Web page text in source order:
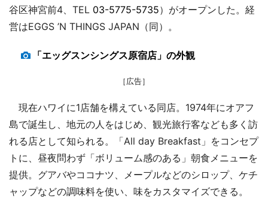
谷区神宮前4、TEL 03-5775-5735）がオープンした。経
営はEGGS ’N THINGS JAPAN（同）。
「エッグスンシングス原宿店」の外観
［広告］
現在ハワイに1店舗を構えている同店。1974年にオアフ
島で誕生し、地元の人をはじめ、観光旅行客なども多く訪
れる店として知られる。「All day Breakfast」をコンセプ
トに、昼夜問わず「ボリューム感のある」朝食メニューを
提供。グアバやココナツ、メープルなどのシロップ、ケチ
ャップなどの調味料を使い、味をカスタマイズできる。